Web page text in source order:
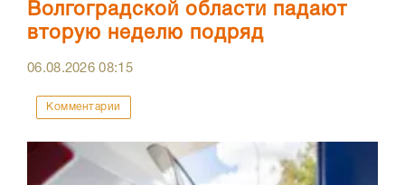
Волгоградской области падают
вторую неделю подряд
06.08.202608:15
Комментарии